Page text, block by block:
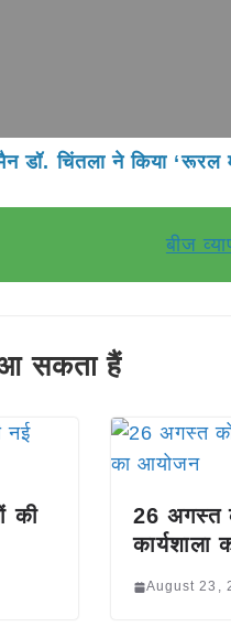
डॉ. चिंतला ने किया ‘रूरल
बीज
सकता हैं
की
26 अगस्त
August 23,